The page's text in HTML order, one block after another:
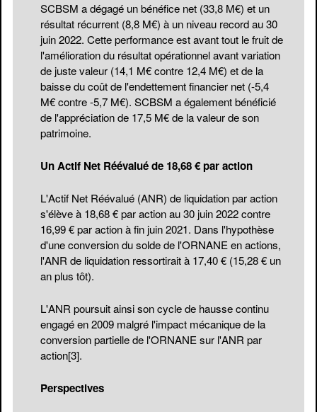
SCBSM a dégagé un bénéfice net (33,8 M€) et un
résultat récurrent (8,8 M€) à un niveau record au 30
juin 2022. Cette performance est avant tout le fruit de
l'amélioration du résultat opérationnel avant variation
de juste valeur (14,1 M€ contre 12,4 M€) et de la
baisse du coût de l'endettement financier net (-5,4
M€ contre -5,7 M€). SCBSM a également bénéficié
de l'appréciation de 17,5 M€ de la valeur de son
patrimoine.
Un Actif Net Réévalué de 18,68 € par action
L'Actif Net Réévalué (ANR) de liquidation par action
s'élève à 18,68 € par action au 30 juin 2022 contre
16,99 € par action à fin juin 2021. Dans l'hypothèse
d'une conversion du solde de l'ORNANE en actions,
l'ANR de liquidation ressortirait à 17,40 € (15,28 € un
an plus tôt).
L'ANR poursuit ainsi son cycle de hausse continu
engagé en 2009 malgré l'impact mécanique de la
conversion partielle de l'ORNANE sur l'ANR par
action[3].
Perspectives